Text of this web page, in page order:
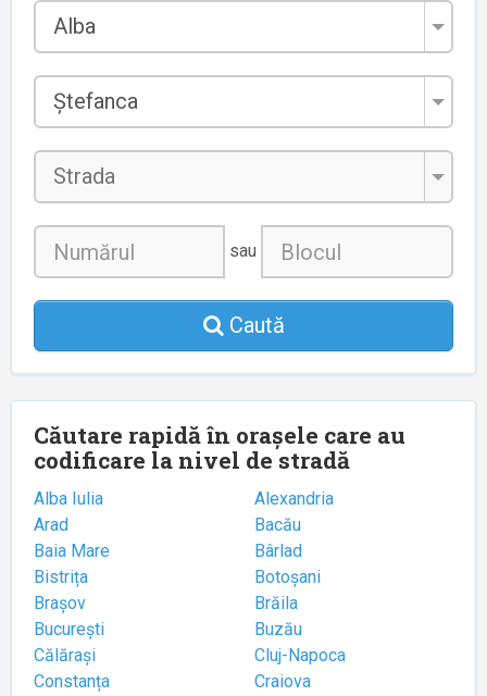
Județul
Alba
Localitatea
Ștefanca
Strada
sau
Caută
Căutare rapidă în orașele care au
codificare la nivel de stradă
Alba Iulia
Alexandria
Arad
Bacău
Baia Mare
Bârlad
Bistrița
Botoșani
Brașov
Brăila
București
Buzău
Călărași
Cluj-Napoca
Constanța
Craiova